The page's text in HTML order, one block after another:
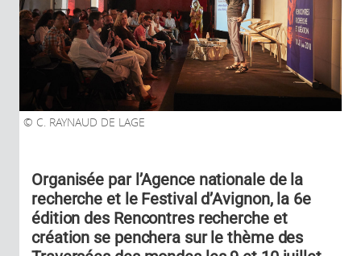
C. RAYNAUD DE LAGE
Organisée par l’Agence nationale de la
recherche et le Festival d’Avignon, la 6e
édition des Rencontres recherche et
création se penchera sur le thème des